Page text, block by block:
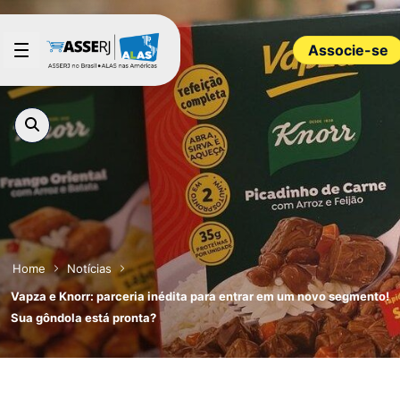
Pular para o Conteúdo principal
Associe-se
Home
Notícias
Vapza e Knorr: parceria inédita para entrar em um novo segmento!
Sua gôndola está pronta?